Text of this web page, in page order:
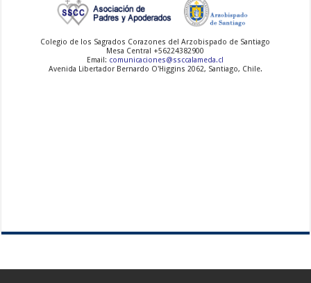
Colegio de los Sagrados Corazones del Arzobispado de Santiago
Mesa Central +56224382900
Email: comunicaciones@ssccalameda.cl
Avenida Libertador Bernardo O'Higgins 2062, Santiago, Chile.